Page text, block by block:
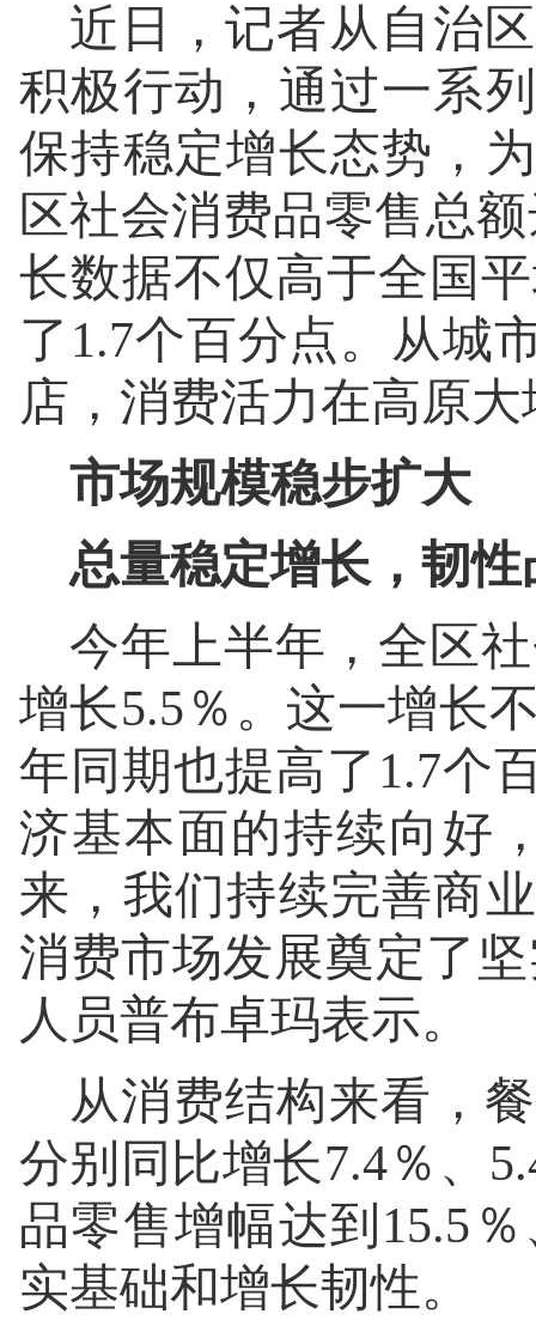
近日，记者从自治
积极行动，通过一系
保持稳定增长态势，
区社会消费品零售总
长数据不仅高于全国
了1.7个百分点。从城
店，消费活力在高原
市场规模稳步扩大
总量稳定增长，韧性
今年上半年，全区
增长5.5％。这一增长
年同期也提高了1.7个
济基本面的持续向好
来，我们持续完善商
消费市场发展奠定了
人员普布卓玛表示。
从消费结构来看，
分别同比增长7.4％、
品零售增幅达到15.5
实基础和增长韧性。